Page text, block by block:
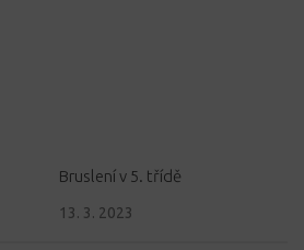
Bruslení v 5. třídě
13. 3. 2023